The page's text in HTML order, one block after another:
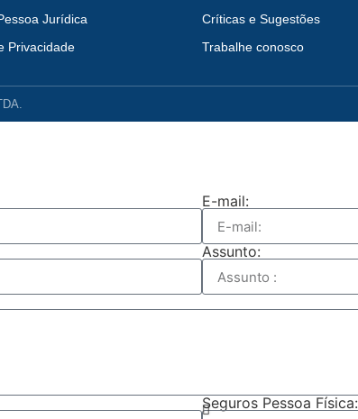
Jurídica
Privacidade
Críticas e Sugestões
Trabalhe conosco
E-mail:
Assunto:
Seguros Pessoa Física: